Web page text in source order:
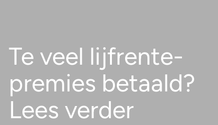
Te veel lijfrente­
premies betaald?
Lees verder